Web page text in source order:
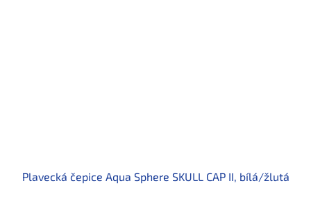
Plavecká čepice Aqua Sphere SKULL CAP II, bílá/žlutá